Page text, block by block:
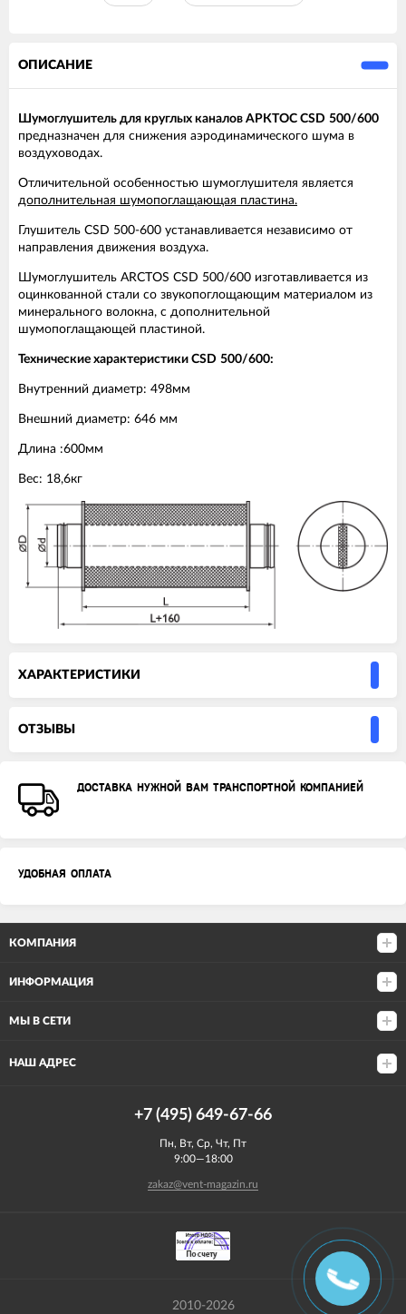
ОПИСАНИЕ
Шумоглушитель для круглых каналов АРКТОС CS D 500/600
предназначен для снижения аэpодинамического шума в
воздуховодах.
Отличительной особенностью шумоглушителя является
дополнительная шумопоглащающая пластина.
Глушитель CSD 500-600 устанавливается независимо от
направления движения воздуха.
Шумоглушитель ARCTOS CSD 500/600 изготавливается из
оцинкованной стали со звукопоглощающим материалом из
минерального волокна, с дополнительной
шумопоглащающей пластиной.
Технические характеристики CS D 500/600:
Внутренний диаметр: 498мм
Внешний диаметр: 646 мм
Длина :600мм
Вес: 18,6кг
ХАРАКТЕРИСТИКИ
ОТЗЫВЫ
ДОСТАВКА НУЖНОЙ ВАМ ТРАНСПОРТНОЙ КОМПАНИЕЙ
УДОБНАЯ ОПЛАТА
КОМПАНИЯ
ИНФОРМАЦИЯ
МЫ В СЕТИ
НАШ АДРЕС
+7 (495) 649-67-66
Пн, Вт, Ср, Чт, Пт
9:00—18:00
zakaz@vent-magazin.ru
2010-2026